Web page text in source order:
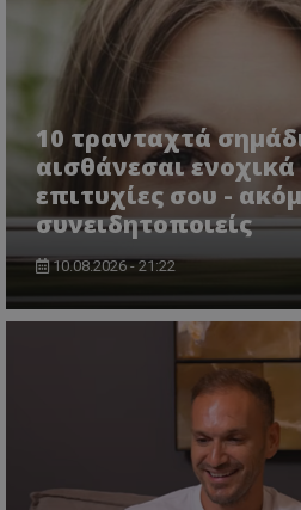
10 τρανταχτά
αισθάνεσαι ενοχικά
επιτυχίες σου -
συνειδητοποιείς
10.08.2026 - 21:22